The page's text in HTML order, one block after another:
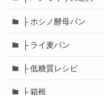
├ ホシノ酵母パン
├ ライ麦パン
├ 低糖質レシピ
├ 箱根